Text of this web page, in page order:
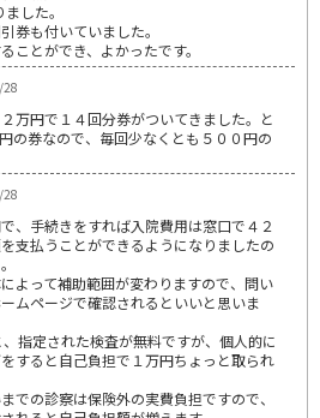
ました。
券も付いていました。
ことができ、よかったです。
万円で１４回分券がついてきました。と
の券なので、毎回少なくとも５００円の
、手続きをすれば入院費用は窓口で４２
支払うことができるようになりましたの
よって補助範囲が変わりますので、問い
ムページで確認されるといいと思いま
指定された検査が無料ですが、個人的に
すると自己負担で１万円ちょっと取られ
での診察は保険外の実費負担ですので、